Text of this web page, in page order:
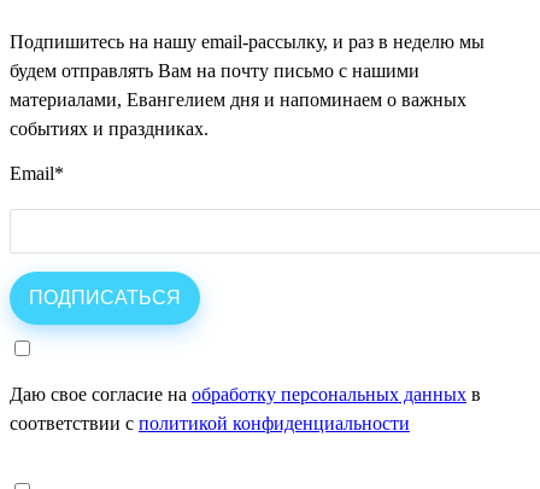
Подпишитесь на нашу email-рассылку, и раз в неделю мы
будем отправлять Вам на почту письмо с нашими
материалами, Евангелием дня и напоминаем о важных
событиях и праздниках.
Email*
Даю свое согласие на обработку персональных данных в
соответствии с политикой конфиденциальности